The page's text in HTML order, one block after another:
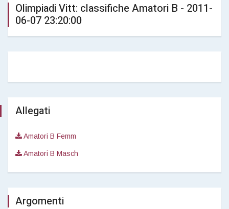
Olimpiadi Vitt: classifiche Amatori B - 2011-
06-07 23:20:00
Allegati
Amatori B Femm
Amatori B Masch
Argomenti